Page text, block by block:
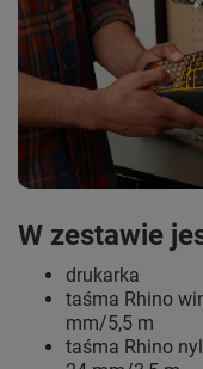
W zestawie
drukarka
taśma Rhino
mm/5,5 m
taśma Rhino